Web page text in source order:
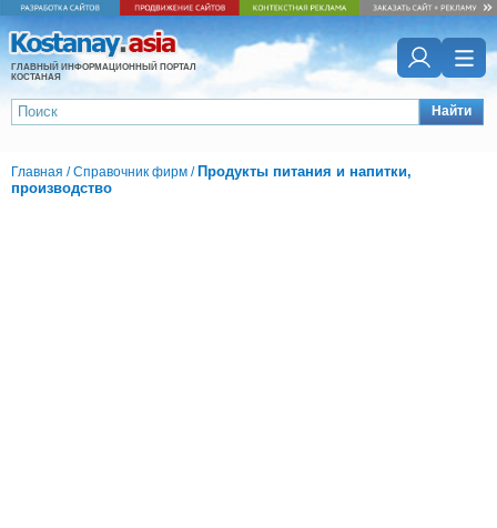
ГЛАВНЫЙ ИНФОРМАЦИОННЫЙ ПОРТАЛ
КОСТАНАЯ
Найти
Главная /Справочник фирм / Продукты питания и напитки,
производство